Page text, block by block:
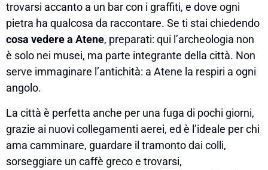
trovarsi accanto a un bar con i graffiti, e dove ogni
pietra ha qualcosa da raccontare. Se ti stai chiedendo
cosa vedere a Atene, preparati: qui l’archeologia non
è solo nei musei, ma parte integrante della città. Non
serve immaginare l’antichità: a Atene la respiri a ogni
angolo.
La città è perfetta anche per una fuga di pochi giorni,
grazie ai nuovi collegamenti aerei, ed è l’ideale per chi
ama camminare, guardare il tramonto dai colli,
sorseggiare un caffè greco e trovarsi,